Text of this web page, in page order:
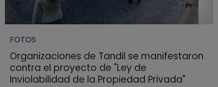
FOTOS
Organizaciones de Tandil se manifestaron
contra el proyecto de "Ley de
Inviolabilidad de la Propiedad Privada"